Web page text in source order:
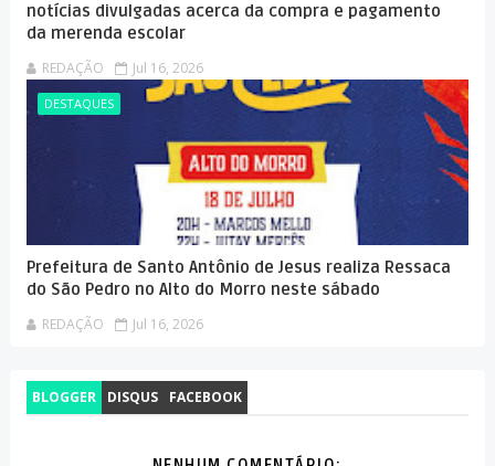
notícias divulgadas acerca da compra e pagamento
da merenda escolar
REDAÇÃO Jul 16, 2026
DESTAQUES
Prefeitura de Santo Antônio de Jesus realiza Ressaca
do São Pedro no Alto do Morro neste sábado
REDAÇÃO Jul 16, 2026
BLOGGER DISQUS FACEBOOK